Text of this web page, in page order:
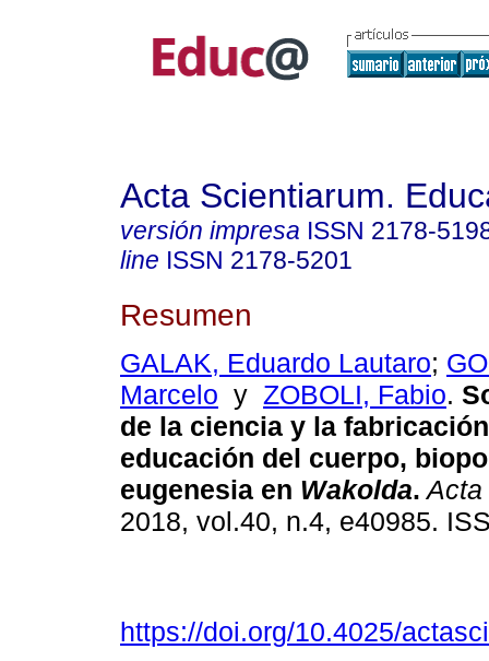
Acta Scientiarum.
versión impresa ISSN 2178-
line ISSN 2178-5201
Resumen
GALAK, Eduardo Lautaro;
Marcelo y ZOBOLI, Fabio.
de la ciencia y la
educación del cuerpo,
eugenesia en Wakolda. Acta
2018, vol.40, n.4, e40985.
https://doi.org/10.4025/